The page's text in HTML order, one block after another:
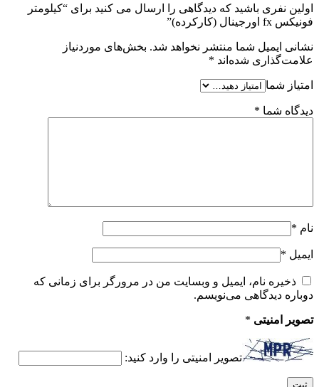
اولین نفری باشید که دیدگاهی را ارسال می کنید برای “کیلومتر
فونیکس fx اورجینال (کارکرده)”
نشانی ایمیل شما منتشر نخواهد شد. بخش‌های موردنیاز
علامت‌گذاری شده‌اند *
امتیاز شما
دیدگاه شما *
نام *
ایمیل *
ذخیره نام، ایمیل و وبسایت من در مرورگر برای زمانی که
دوباره دیدگاهی می‌نویسم.
تصویر امنیتی *
تصویر امنیتی را وارد کنید: